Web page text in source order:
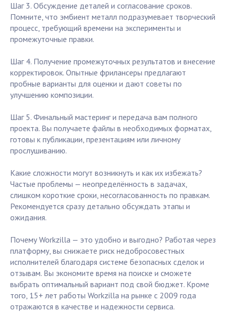
Шаг 3. Обсуждение деталей и согласование сроков.
Помните, что эмбиент металл подразумевает творческий
процесс, требующий времени на эксперименты и
промежуточные правки.
Шаг 4. Получение промежуточных результатов и внесение
корректировок. Опытные фрилансеры предлагают
пробные варианты для оценки и дают советы по
улучшению композиции.
Шаг 5. Финальный мастеринг и передача вам полного
проекта. Вы получаете файлы в необходимых форматах,
готовы к публикации, презентациям или личному
прослушиванию.
Какие сложности могут возникнуть и как их избежать?
Частые проблемы — неопределённость в задачах,
слишком короткие сроки, несогласованность по правкам.
Рекомендуется сразу детально обсуждать этапы и
ожидания.
Почему Workzilla — это удобно и выгодно? Работая через
платформу, вы снижаете риск недобросовестных
исполнителей благодаря системе безопасных сделок и
отзывам. Вы экономите время на поиске и сможете
выбрать оптимальный вариант под свой бюджет. Кроме
того, 15+ лет работы Workzilla на рынке с 2009 года
отражаются в качестве и надежности сервиса.